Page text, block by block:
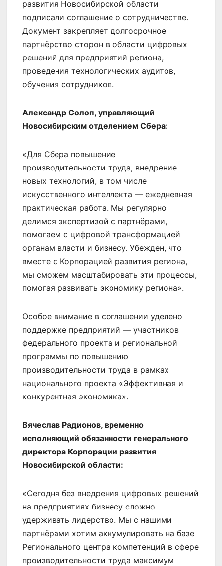
развития Новосибирской области
подписали соглашение о сотрудничестве.
Документ закрепляет долгосрочное
партнёрство сторон в области цифровых
решений для предприятий региона,
проведения технологических аудитов,
обучения сотрудников.
Александр Солоп, управляющий
Новосибирским отделением Сбера:
«Для Сбера повышение
производительности труда, внедрение
новых технологий, в том числе
искусственного интеллекта — ежедневная
практическая работа. Мы регулярно
делимся экспертизой с партнёрами,
помогаем с цифровой трансформацией
органам власти и бизнесу. Убежден, что
вместе с Корпорацией развития региона,
мы сможем масштабировать эти процессы,
помогая развивать экономику региона».
Особое внимание в соглашении уделено
поддержке предприятий — участников
федерального проекта и региональной
программы по повышению
производительности труда в рамках
национального проекта «Эффективная и
конкурентная экономика».
Вячеслав Радионов, временно
исполняющий обязанности генерального
директора Корпорации развития
Новосибирской области:
«Сегодня без внедрения цифровых решений
на предприятиях бизнесу сложно
удерживать лидерство. Мы с нашими
партнёрами хотим аккумулировать на базе
Регионального центра компетенций в сфере
производительности труда максимум